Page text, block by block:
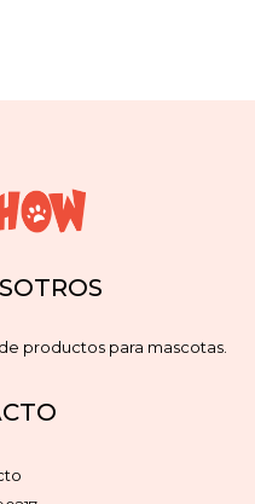
productos para mascotas.